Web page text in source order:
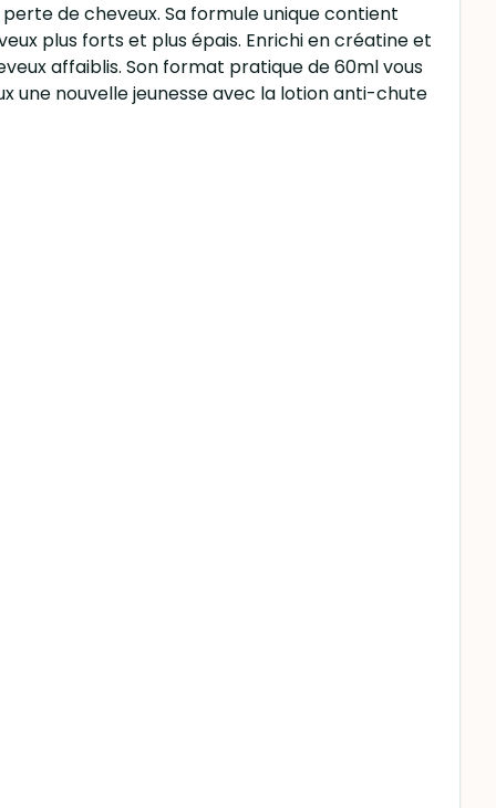
de cheveux. Sa formule unique contient
plus forts et plus épais. Enrichi en créatine et
affaiblis. Son format pratique de 60ml vous
une nouvelle jeunesse avec la lotion anti-chute